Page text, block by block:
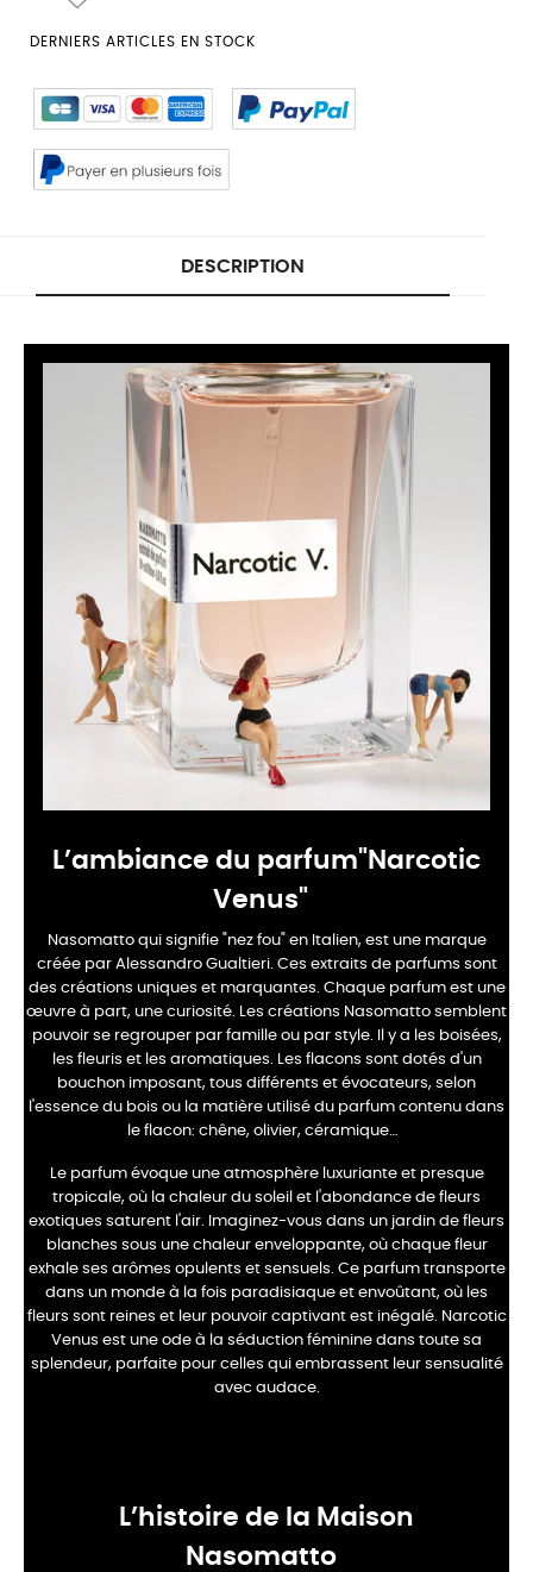
DERNIERS ARTICLES EN STOCK
DESCRIPTION
L’ambiance du parfum"Narcotic
Venus"
Nasomatto qui signifie "nez fou" en Italien, est une marque
créée par Alessandro Gualtieri. Ces extraits de parfums sont
des créations uniques et marquantes. Chaque parfum est une
œuvre à part, une curiosité. Les créations Nasomatto semblent
pouvoir se regrouper par famille ou par style. Il y a les boisées,
les fleuris et les aromatiques. Les flacons sont dotés d'un
bouchon imposant, tous différents et évocateurs, selon
l'essence du bois ou la matière utilisé du parfum contenu dans
le flacon: chêne, olivier, céramique…
Le parfum évoque une atmosphère luxuriante et presque
tropicale, où la chaleur du soleil et l'abondance de fleurs
exotiques saturent l'air. Imaginez-vous dans un jardin de fleurs
blanches sous une chaleur enveloppante, où chaque fleur
exhale ses arômes opulents et sensuels. Ce parfum transporte
dans un monde à la fois paradisiaque et envoûtant, où les
fleurs sont reines et leur pouvoir captivant est inégalé. Narcotic
Venus est une ode à la séduction féminine dans toute sa
splendeur, parfaite pour celles qui embrassent leur sensualité
avec audace.
L’histoire de la Maison
Nasomatto